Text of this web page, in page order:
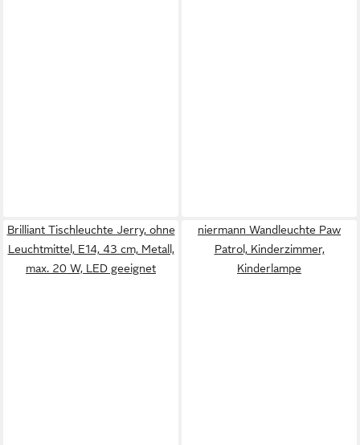
Brilliant Tischleuchte Jerry, ohne
Leuchtmittel, E14, 43 cm, Metall,
max. 20 W, LED geeignet
niermann Wandleuchte Paw
Patrol, Kinderzimmer,
Kinderlampe